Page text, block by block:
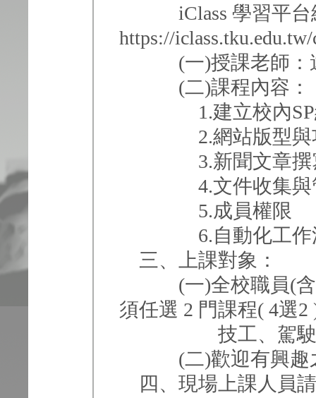
iClass 學習平台
https://
(一)授課老師：遠
(二)課程內容：
1.建立校內SP
2.網站版型與
3.新聞文章撰
4.文件收集與
5.成員權限
6.自動化工作
三、上課對象：
(一)全校職員(含自
須任選 2 門課程( 4選
技工、駕駛員
(二)歡迎有興趣
四、現場上課人員